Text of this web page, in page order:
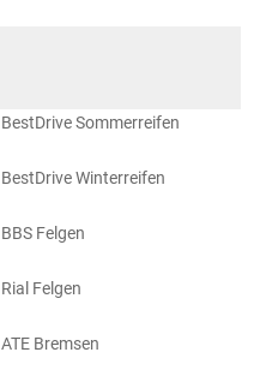
BestDrive Sommerreifen
BestDrive Winterreifen
BBS Felgen
Rial Felgen
ATE Bremsen